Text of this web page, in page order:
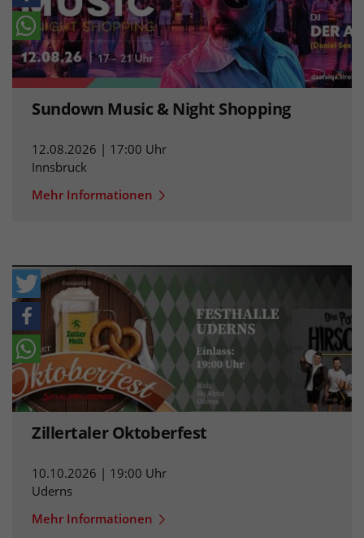
Sundown Music & Night Shopping
12.08.2026 | 17:00 Uhr
Innsbruck
Mehr Informationen
Zillertaler Oktoberfest
10.10.2026 | 19:00 Uhr
Uderns
Mehr Informationen